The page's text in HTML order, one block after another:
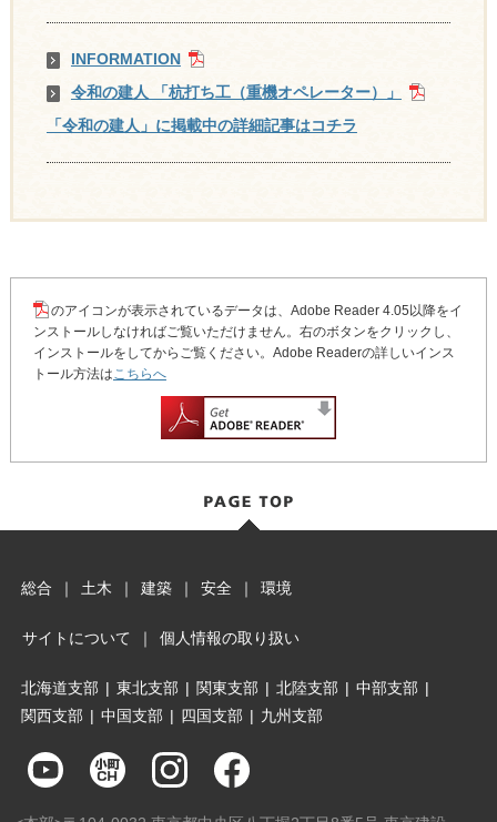
INFORMATION
令和の建人 「杭打ち工（重機オペレーター）」
「令和の建人」に掲載中の詳細記事はコチラ
のアイコンが表示されているデータは、Adobe Reader 4.05以降をイ
ンストールしなければご覧いただけません。右のボタンをクリックし、
インストールをしてからご覧ください。Adobe Readerの詳しいインス
トール方法はこちらへ
総合 ｜ 土木 ｜ 建築 ｜ 安全 ｜ 環境
サイトについて ｜ 個人情報の取り扱い
北海道支部 | 東北支部 | 関東支部 | 北陸支部 | 中部支部 |
関西支部 | 中国支部 | 四国支部 | 九州支部